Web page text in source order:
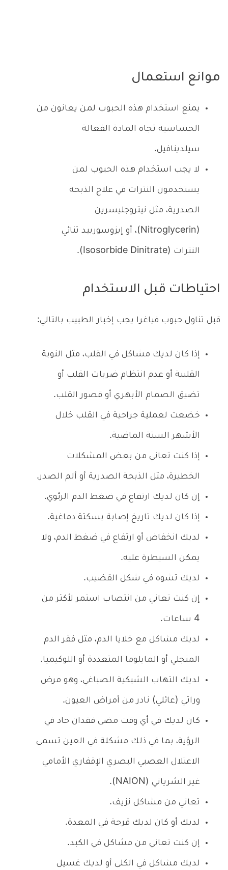
موانع استعمال
يمنع استخدام هذه الحبوب لمن يعانون من
الحساسية تجاه المادة الفعالة
سيلدينافيل.
لا يجب استخدام هذه الحبوب لمن
يستخدمون النترات في علاج الذبحة
الصدرية، مثل نيتروجليسرين
(Nitroglycerin)، أو إيزوسوربيد ثنائي
النترات (Isosorbide Dinitrate).
احتياطات قبل الاستخدام
قبل تناول حبوب فياغرا يجب إخبار الطبيب بالتالي:
إذا كان لديك مشاكل في القلب، مثل النوبة
القلبية أو عدم انتظام ضربات القلب أو
تضيق الصمام الأبهري أو قصور القلب.
خضعت لعملية جراحية في القلب خلال
الأشهر الستة الماضية.
إذا كنت تعاني من بعض المشكلات
الخطيرة، مثل الذبحة الصدرية أو ألم الصدر.
إن كان لديك ارتفاع في ضغط الدم الرئوي.
إذا كان لديك تاريخ إصابة بسكتة دماغية.
لديك انخفاض أو ارتفاع في ضغط الدم، ولا
يمكن السيطرة عليه.
لديك تشوه في شكل القضيب.
إن كنت تعاني من انتصاب استمر لأكثر من
4 ساعات.
لديك مشاكل مع خلايا الدم، مثل فقر الدم
المنجلي أو المايلوما المتعددة أو اللوكيميا.
لديك التهاب الشبكية الصباغي، وهو مرض
وراثي (عائلي) نادر من أمراض العيون.
كان لديك في أي وقت مضى فقدان حاد في
الرؤية، بما في ذلك مشكلة في العين تسمى
الاعتلال العصبي البصري الإقفاري الأمامي
غير الشرياني (NAION).
تعاني من مشاكل نزيف.
لديك أو كان لديك قرحة في المعدة.
إن كنت تعاني من مشاكل في الكبد.
لديك مشاكل في الكلى أو لديك غسيل